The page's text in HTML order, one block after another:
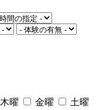
木曜 金曜 土曜